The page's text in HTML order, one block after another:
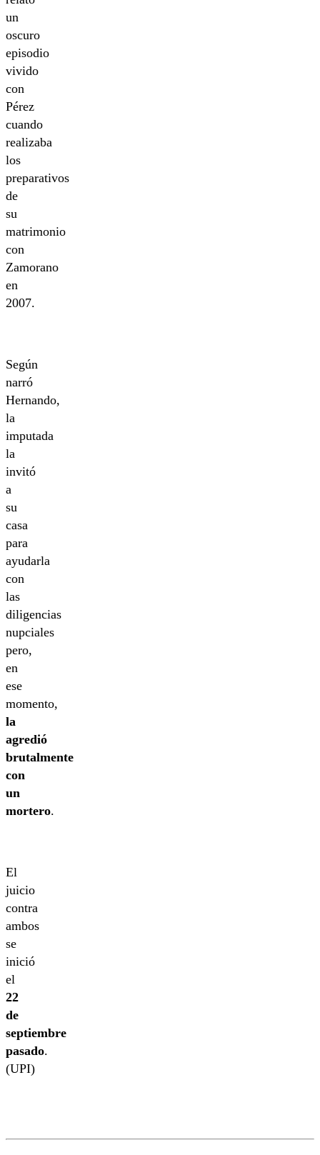
un
oscuro
episodio
vivido
con
Pérez
cuando
realizaba
los
preparativos
de
su
matrimonio
con
Zamorano
en
2007.
Según
narró
Hernando,
la
imputada
la
invitó
a
su
casa
para
ayudarla
con
las
diligencias
nupciales
pero,
en
ese
momento,
la
agredió
brutalmente
con
un
mortero.
El
juicio
contra
ambos
se
inició
el
22
de
septiembre
pasado.
(UPI)